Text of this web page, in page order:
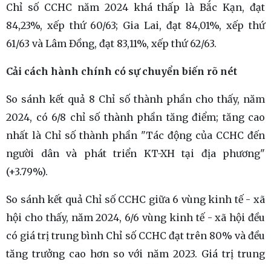
Chỉ số CCHC năm 2024 khá thấp là Bắc Kạn, đạt
84,23%, xếp thứ 60/63; Gia Lai, đạt 84,01%, xếp thứ
61/63 và Lâm Đồng, đạt 83,11%, xếp thứ 62/63.
Cải cách hành chính có sự chuyển biến rõ nét
So sánh kết quả 8 Chỉ số thành phần cho thấy, năm
2024, có 6/8 chỉ số thành phần tăng điểm; tăng cao
nhất là Chỉ số thành phần "Tác động của CCHC đến
người dân và phát triển KT-XH tại địa phương"
(+3.79%).
So sánh kết quả Chỉ số CCHC giữa 6 vùng kinh tế - xã
hội cho thấy, năm 2024, 6/6 vùng kinh tế - xã hội đều
có giá trị trung bình Chỉ số CCHC đạt trên 80% và đều
tăng trưởng cao hơn so với năm 2023. Giá trị trung